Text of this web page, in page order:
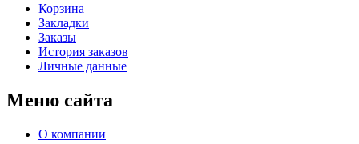
Корзина
Закладки
Заказы
История заказов
Личные данные
Меню сайта
О компании